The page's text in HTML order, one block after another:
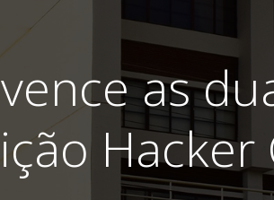
as
Hacker